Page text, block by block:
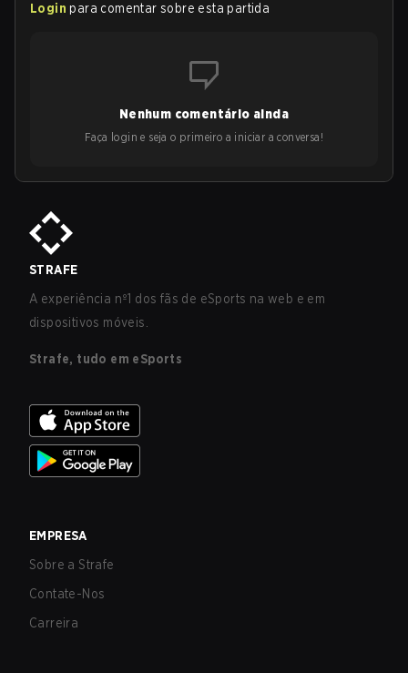
Login para comentar sobre esta partida
Nenhum comentário ainda
Faça login e seja o primeiro a iniciar a conversa!
STRAFE
A experiência nº1 dos fãs de eSports na web e em
dispositivos móveis.
Strafe, tudo em eSports
EMPRESA
Sobre a Strafe
Contate-Nos
Carreira